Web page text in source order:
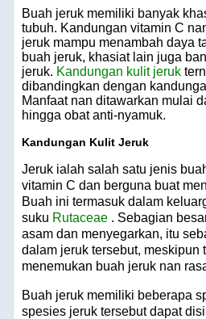
Buah jeruk memiliki banyak
tubuh. Kandungan vitamin C
jeruk mampu menambah daya
buah jeruk, khasiat lain juga
jeruk. Kandungan kulit jeruk
dibandingkan dengan
Manfaat nan ditawarkan mulai
hingga obat anti-nyamuk.
Kandungan Kulit Jeruk
Jeruk ialah salah satu jenis
vitamin C dan berguna buat
Buah ini termasuk dalam
suku Rutaceae . Sebagian
asam dan menyegarkan, itu
dalam jeruk tersebut, meskipun
menemukan buah jeruk nan
Buah jeruk memiliki beberapa
spesies jeruk tersebut dapat